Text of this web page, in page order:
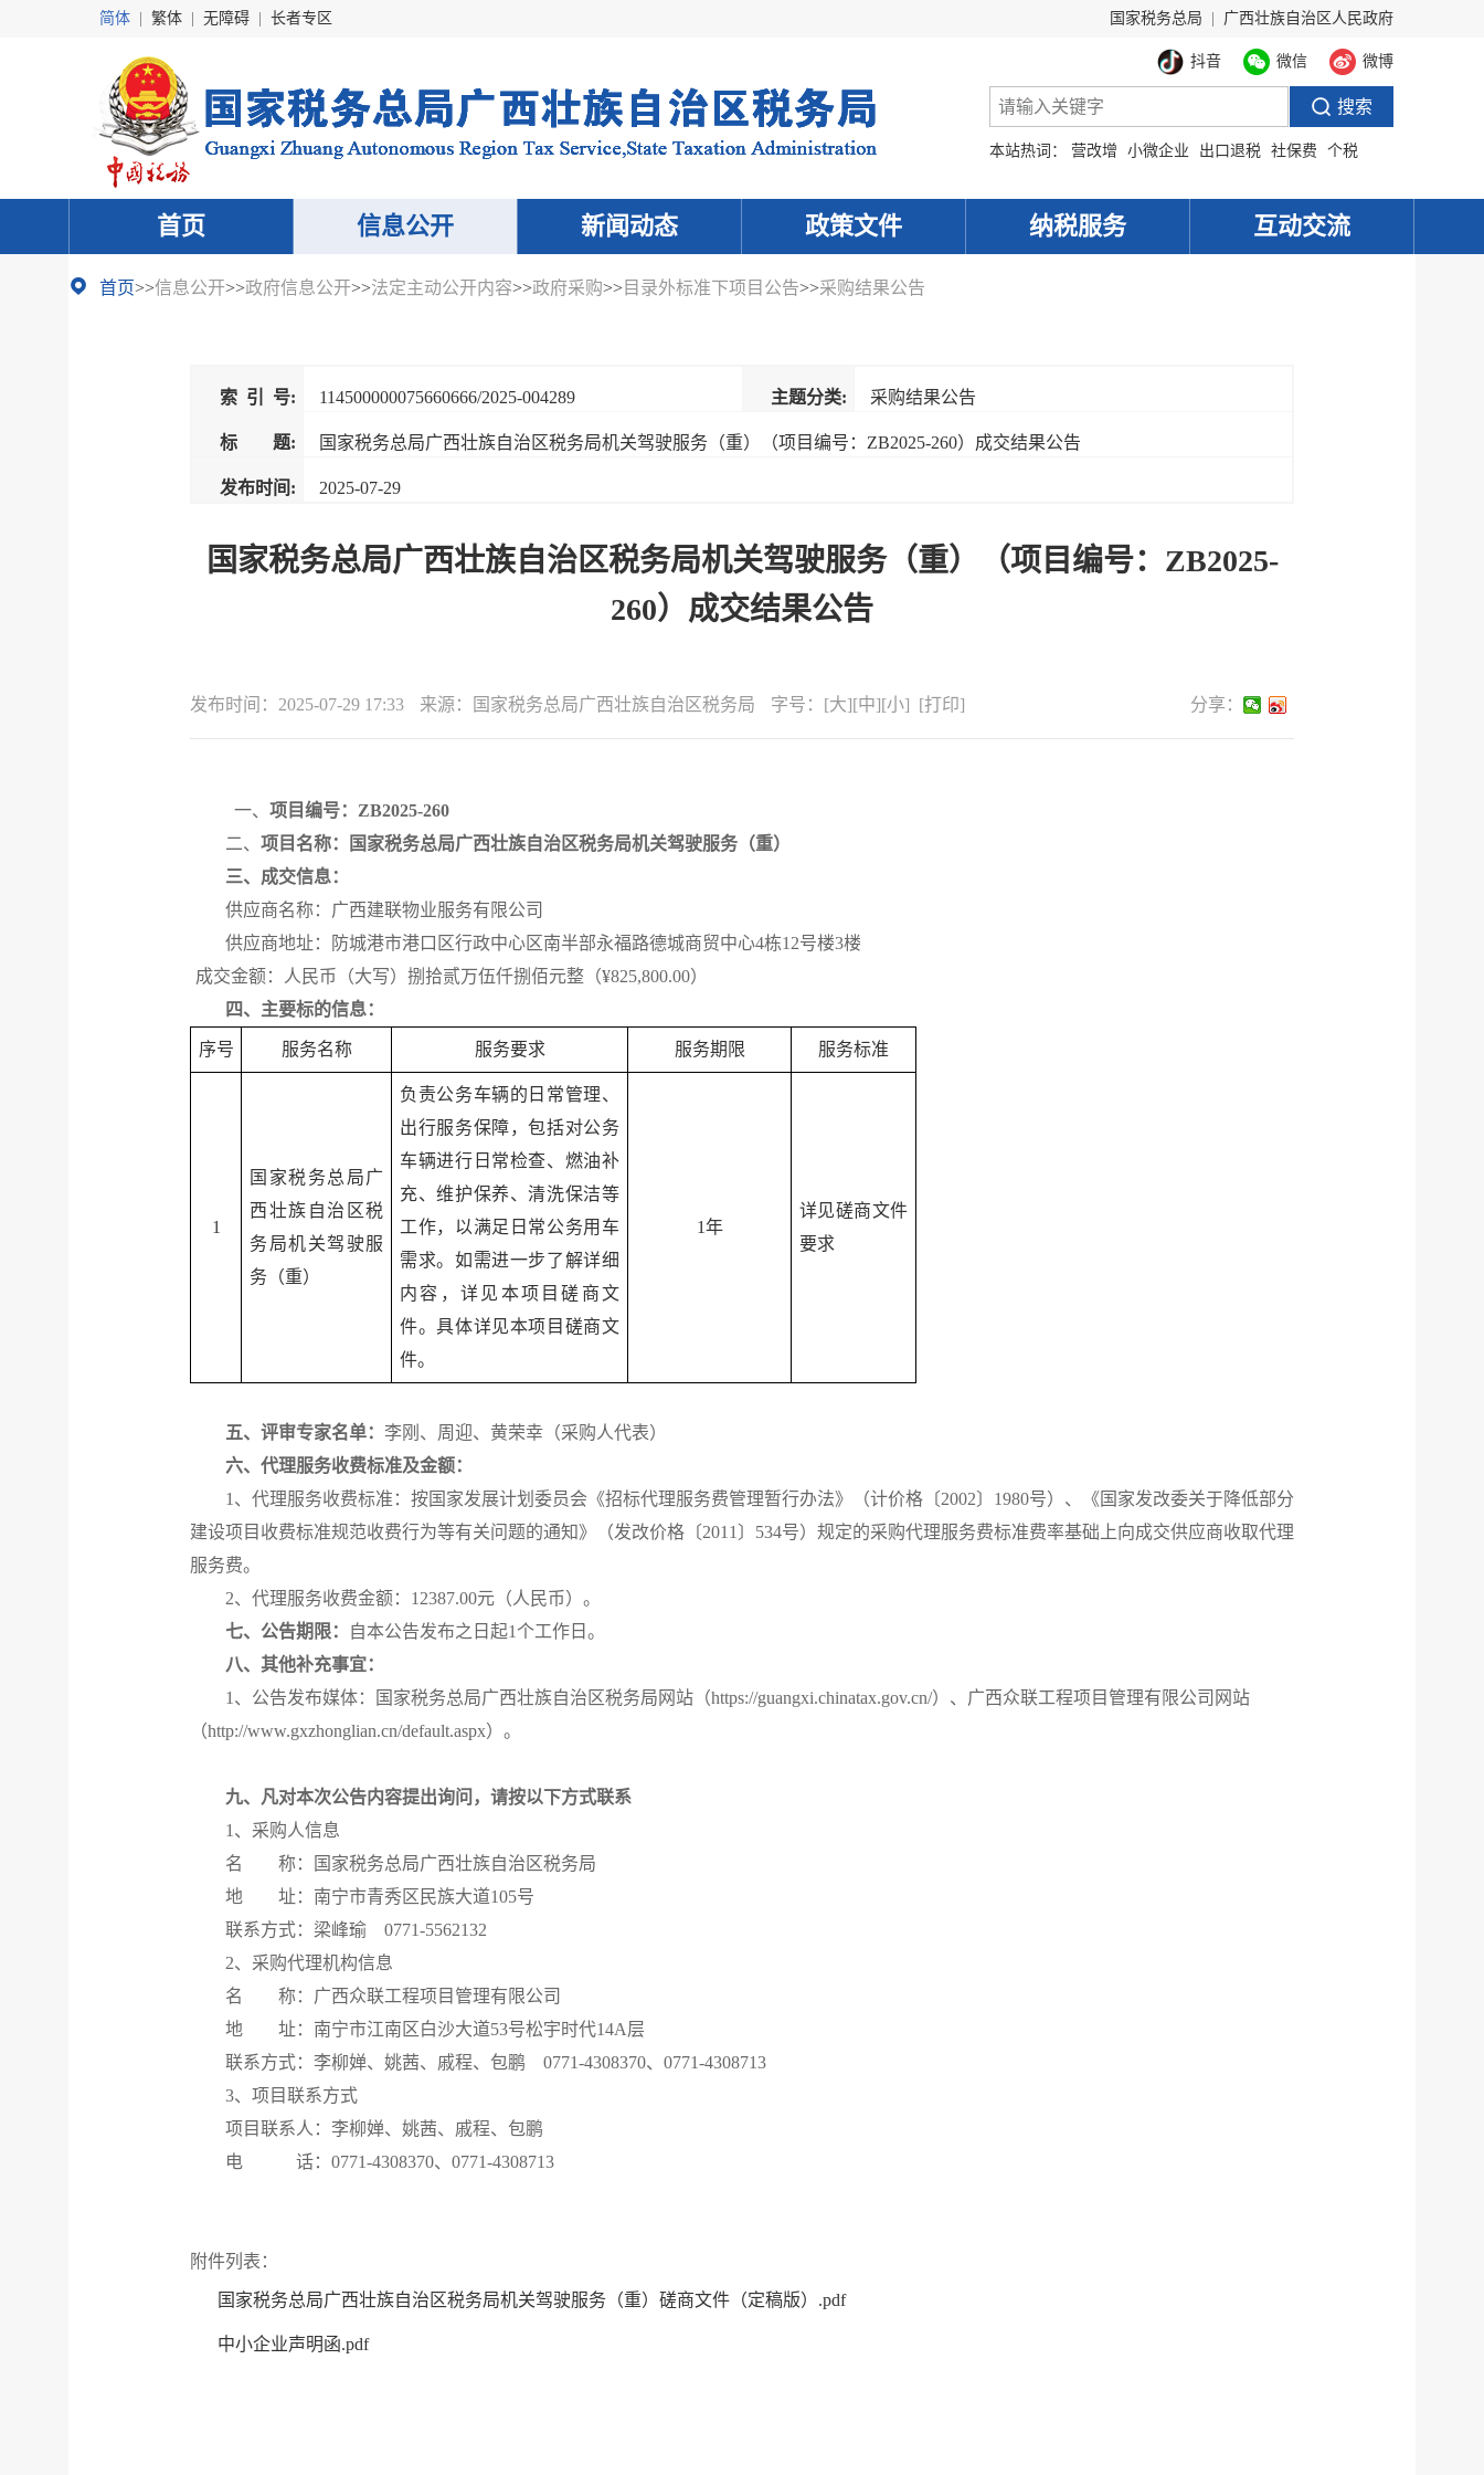
简体 繁体 无障碍 长者专区 国家税务总局 广西壮族自治区人民政府
抖音 微信 微博
本站热词： 营改增 小微企业 出口退税 社保费 个税
首页 信息公开 新闻动态 政策文件 纳税服务 互动交流
首页>>信息公开>>政府信息公开>>法定主动公开内容>>政府采购>>目录外标准下项目公告>>采购结果公告
索 引 号: 114500000075660666/2025-004289 主题分类: 采购结果公告
标 题: 国家税务总局广西壮族自治区税务局机关驾驶服务（重）（项目编号：ZB2025-260）成交结果公告
发布时间: 2025-07-29
国家税务总局广西壮族自治区税务局机关驾驶服务（重）（项目编号：ZB2025-
260）成交结果公告
发布时间： 2025-07-29 17:33 来源： 国家税务总局广西壮族自治区税务局 字号： [大][中][小] [打印] 分享：
一、 项目 编号： ZB2025-260
二、 项目名称：国家税务总局广西壮族自治区税务局机关驾驶服务（重）
三、成交信息：
供应商名称：广西建联物业服务有限公司
供应商地址：防城港市港口区行政中心区南半部永福路德城商贸中心4栋12号楼3楼
成交金额：人民币（大写）捌拾贰万伍仟捌佰元整（¥825,800.00）
四、主要标的信息：
序号 服务名称 服务要求 服务期限 服务标准
1
国家税务总局广
西壮族自治区税
务局机关驾驶服
务（重）
负责公务车辆的日常管理、
出行服务保障，包括对公务
车辆进行日常检查、燃油补
充、维护保养、清洗保洁等
工作，以满足日常公务用车
需求。如需进一步了解详细
内容，详见本项目磋商文
件。具体详见本项目磋商文
件。
1年
详见磋商文件
要求
五、评审专家名单： 李刚、周迎、黄荣幸（采购人代表）
六、代理服务收费标准及金额：
1、代理服务收费标准：按国家发展计划委员会《招标代理服务费管理暂行办法》（计价格〔2002〕1980号）、《国家发改委关于降低部分
建设项目收费标准规范收费行为等有关问题的通知》（发改价格〔2011〕534号）规定的采购代理服务费标准费率基础上向成交供应商收取代理
服务费。
2、代理服务收费金额：12387.00元（人民币）。
七、公告期限：
自本公告发布之日起1个工作日。
八、其他补充事宜：
1、公告发布媒体：国家税务总局广西壮族自治区税务局网站（https://guangxi.chinatax.gov.cn/）、广西众联工程项目管理有限公司网站
（http://www.gxzhonglian.cn/default.aspx）。
九、凡对本次公告内容提出询问，请按以下方式联系
1、采购人信息
名
称：国家税务总局广西壮族自治区税务局
地 址：南宁市青秀区民族大道105号
联系方式：梁峰瑜 0771-5562132
2、采购代理机构信息
名
称：广西众联工程项目管理有限公司
地 址：南宁市江南区白沙大道53号松宇时代14A层
联系方式：李柳婵、姚茜、戚程、包鹏 0771-4308370、0771-4308713
3、项目联系方式
项目联系人：李柳婵、姚茜、戚程、包鹏
电
话：0771-4308370、0771-4308713
附件列表：
国家税务总局广西壮族自治区税务局机关驾驶服务（重）磋商文件（定稿版）.pdf
中小企业声明函.pdf